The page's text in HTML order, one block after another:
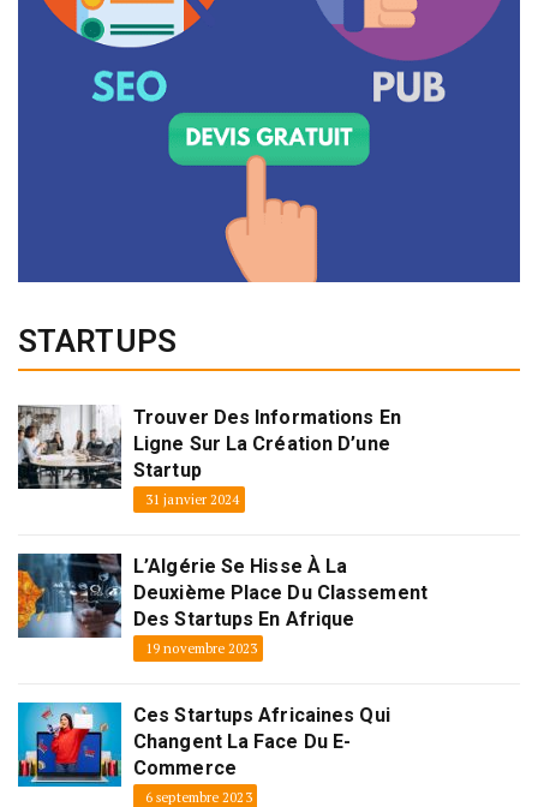
STARTUPS
Trouver Des Informations En
Ligne Sur La Création D’une
Startup
31 janvier 2024
L’Algérie Se Hisse À La
Deuxième Place Du Classement
Des Startups En Afrique
19 novembre 2023
Ces Startups Africaines Qui
Changent La Face Du E-
Commerce
6 septembre 2023